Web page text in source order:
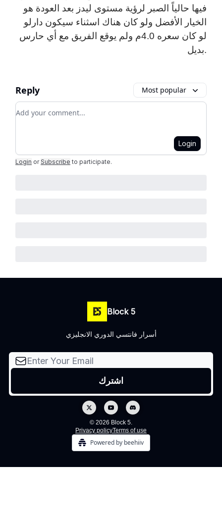
فيها حالياً الصبر لرؤية مستوى ليدز بعد العودة هو
الخيار الأفضل ولو كان هناك اسثناء سيكون دارلو
لو كان سعره 4.0م ولم يوقع الفريق مع أي حارس
بديل.
Reply Most popular
Add your comment
Login
Login or Subscribe to participate.
Block 5
أسرار فانتسي الدوري الانجليزي
© 2026 Block 5.
Privacy policyTerms of use
Powered by beehiiv